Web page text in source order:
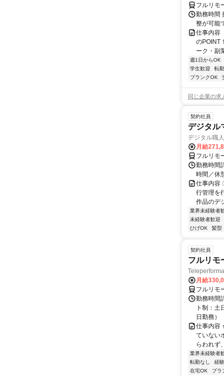
フルリモ
勤務時間
整が可能
仕事内容
のPOINT
ーク・副
週1日からOK
学生歓迎
転勤
ブランクOK
同じ企業の求
契約社員
デジタル
デジタル職
月給
フルリモ
勤務時間
時間／休
仕事内容
行管理を
作品のデ
業界未経験者
未経験者歓迎
ひげOK
髪型
契約社員
フルリ
月給
フルリモ
勤務時間
ト制：土
日勤務）
仕事内容
ていない
らわれず
業界未経験者
転勤なし
経
在宅OK
ブラ